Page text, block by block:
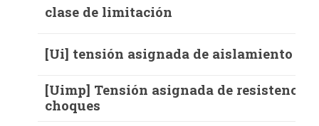
clase de limitación
[Ui] tensión asignada de aislamiento
[Uimp] Tensión asignada de resistencia
choques